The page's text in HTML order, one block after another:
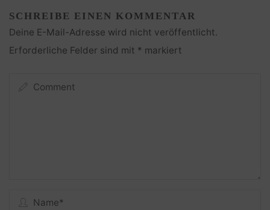
SCHREIBE EINEN KOMMENTAR
Deine E-Mail-Adresse wird nicht veröffentlicht.
Erforderliche Felder sind mit * markiert